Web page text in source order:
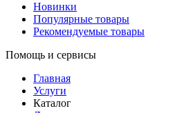
Новинки
Популярные товары
Рекомендуемые товары
Помощь и сервисы
Главная
Услуги
Каталог